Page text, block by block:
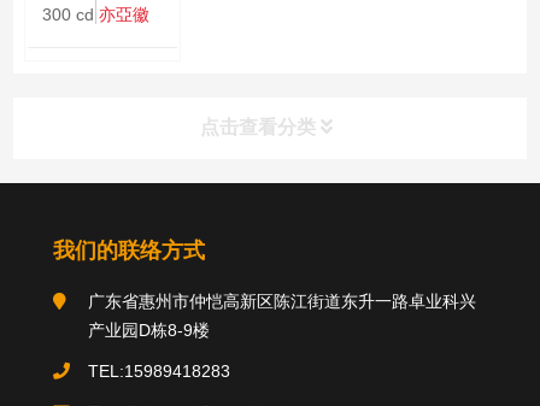
300 cd/㎡亦亞徽
点击查看分类
分类导航
关于我们
我们的联络方式
广东省惠州市仲恺高新区陈江街道东升一路卓业科兴
产业园D栋8-9楼
TEL:15989418283